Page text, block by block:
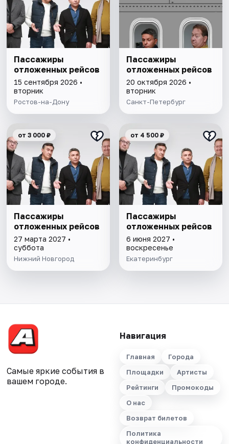
Пассажиры
отложенных рейсов
15 сентября 2026 •
вторник
Ростов-на-Дону
Пассажиры
отложенных рейсов
20 октября 2026 •
вторник
Санкт-Петербург
от 3 000 ₽
Пассажиры
отложенных рейсов
27 марта 2027 •
суббота
Нижний Новгород
от 4 500 ₽
Пассажиры
отложенных рейсов
6 июня 2027 •
воскресенье
Екатеринбург
Самые яркие события в
вашем городе.
Навигация
Главная
Города
Площадки
Артисты
Рейтинги
Промокоды
О нас
Возврат билетов
Политика
конфиденциальности